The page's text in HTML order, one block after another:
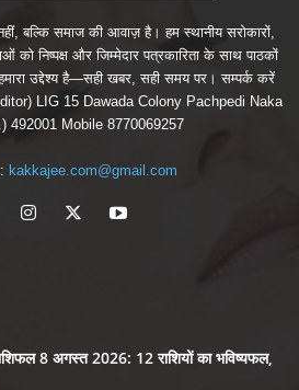
बल्कि समाज की आवाज़ है। हम स्थानीय सरोकारों,
को निष्पक्ष और जिम्मेदार पत्रकारिता के साथ पाठकों
उद्देश्य है—सही खबर, सही समय पर। सम्पर्क करें
LIG 15 Dawada Colony Pachpedi Naka
492001 Mobile 8770069257
kakkajee.com@gmail.com
8 अगस्त 2026: 12 राशियों का भविष्यफल,